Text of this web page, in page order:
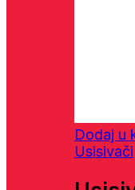
Dodaj u
Usisivači